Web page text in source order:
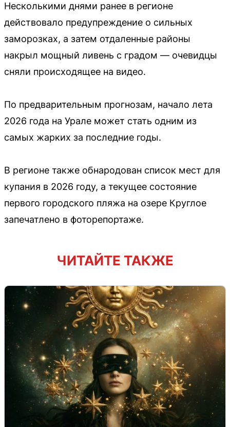
Несколькими днями ранее в регионе
действовало предупреждение о сильных
заморозках, а затем отдаленные районы
накрыл мощный ливень с градом — очевидцы
сняли происходящее на видео.
По предварительным прогнозам, начало лета
2026 года на Урале может стать одним из
самых жарких за последние годы.
В регионе также обнародован список мест для
купания в 2026 году, а текущее состояние
первого городского пляжа на озере Круглое
запечатлено в фоторепортаже.
ЧИТАЙТЕ ТАКЖЕ